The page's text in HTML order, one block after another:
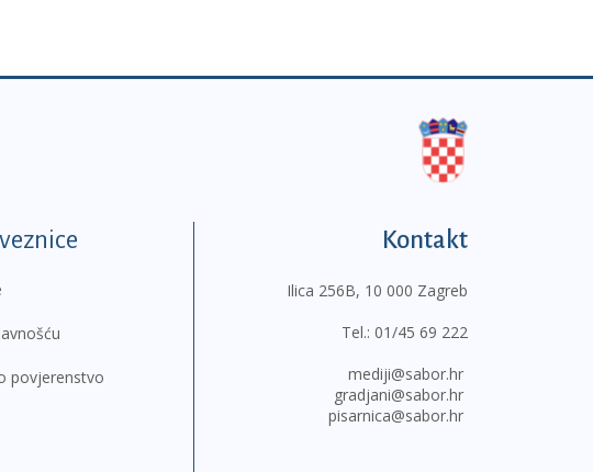
povjerenstvo
Kontakt
Ilica 256B, 10 000 Zagreb
Tel.: 01/45 69 222
mediji@sabor.hr
gradjani@sabor.hr
pisarnica@sabor.hr